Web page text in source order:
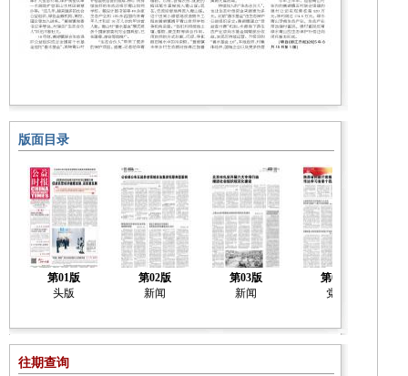
版面目录
第01版
头版
第02版
新闻
第03版
新闻
第04版
党建
往期查询